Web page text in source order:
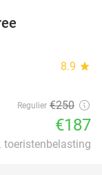
8.9 star
Regulier €250
€187
toeristenbelasting